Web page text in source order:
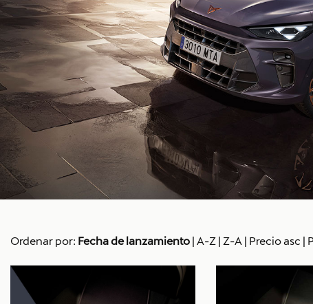
Ordenar por: Fecha de lanzamiento | A-Z | Z-A | Precio asc |